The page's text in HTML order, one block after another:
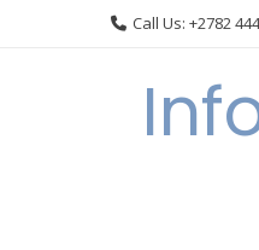
Call Us: +2782